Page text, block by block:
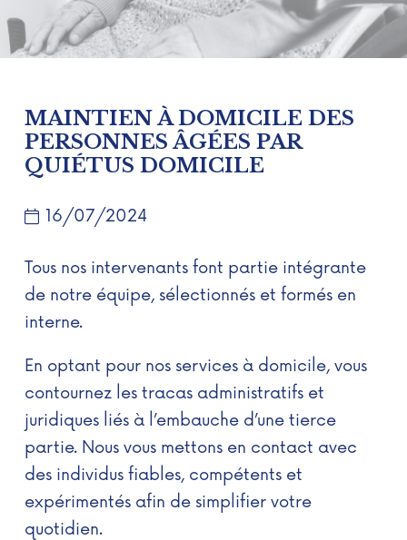
MAINTIEN À DOMICILE DES
PERSONNES ÂGÉES PAR
QUIÉTUS DOMICILE
16/07/2024
Tous nos intervenants font partie intégrante
de notre équipe, sélectionnés et formés en
interne.
En optant pour nos services à domicile, vous
contournez les tracas administratifs et
juridiques liés à l’embauche d’une tierce
partie. Nous vous mettons en contact avec
des individus fiables, compétents et
expérimentés afin de simplifier votre
quotidien.